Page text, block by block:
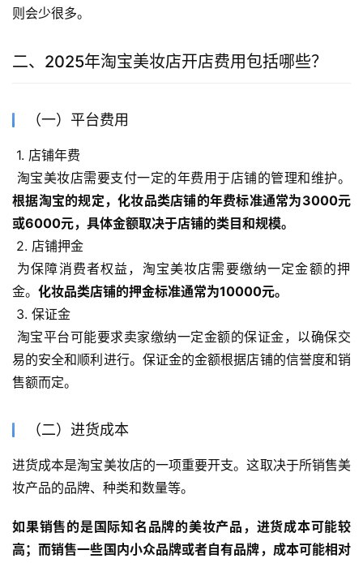
则会少很多。
二、2025年淘宝美妆店开店费用包括哪些？
（一）平台费用
1. 店铺年费
淘宝美妆店需要支付一定的年费用于店铺的管理和维护。
根据淘宝的规定，化妆品类店铺的年费标准通常为3000元
或6000元，具体金额取决于店铺的类目和规模。
2. 店铺押金
金。 化妆品类店铺的押金标准通常为10000元。
3. 保证金
易的安全和顺利进行。保证金的金额根据店铺的信誉度和销
售额而定。
（二）进货成本
进货成本是淘宝美妆店的一项重要开支。这取决于所销售美
妆产品的品牌、种类和数量等。
如果销售的是国际知名品牌的美妆产品，进货成本可能较
高；而销售一些国内小众品牌或者自有品牌，成本可能相对